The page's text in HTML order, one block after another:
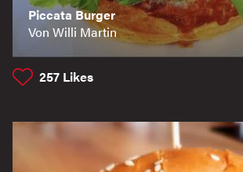
Piccata Burger
Von Willi Martin
257 Likes